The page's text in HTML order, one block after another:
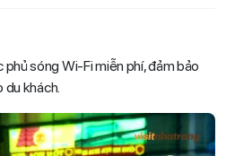
sóng Wi-Fi miễn phí, đảm bảo
du khách.